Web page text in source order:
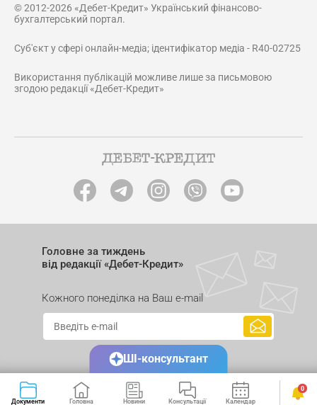
© 2012-2026 «Дебет-Кредит» Український фінансово-
бухгалтерський портал.
Суб'єкт у сфері онлайн-медіа; ідентифікатор медіа - R40-02725
Використання публікацій можливе лише за письмовою
згодою редакції «Дебет-Кредит»
Головне за тиждень
від редакції «Дебет-Кредит»
Кожного понеділка на Ваш e-mail
Документи Головна Новини Консультації Календар Сервіси
0
ШІ-консультант